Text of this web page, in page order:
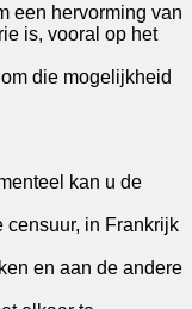
een hervorming van
is, vooral op het
die mogelijkheid
kan u de
censuur, in Frankrijk
en aan de andere